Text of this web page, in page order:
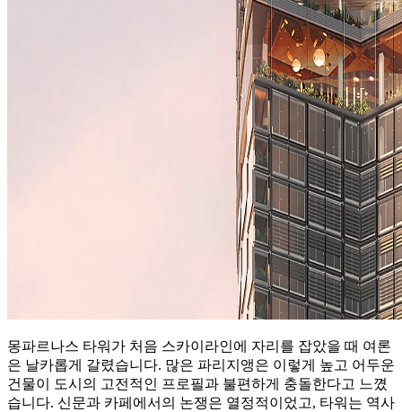
몽파르나스 타워가 처음 스카이라인에 자리를 잡았을 때 여론
은 날카롭게 갈렸습니다. 많은 파리지앵은 이렇게 높고 어두운
건물이 도시의 고전적인 프로필과 불편하게 충돌한다고 느꼈
습니다. 신문과 카페에서의 논쟁은 열정적이었고, 타워는 역사